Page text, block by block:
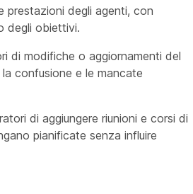
prestazioni degli agenti, con
degli obiettivi.
di modifiche o aggiornamenti del
confusione e le mancate
di aggiungere riunioni e corsi di
pianificate senza influire